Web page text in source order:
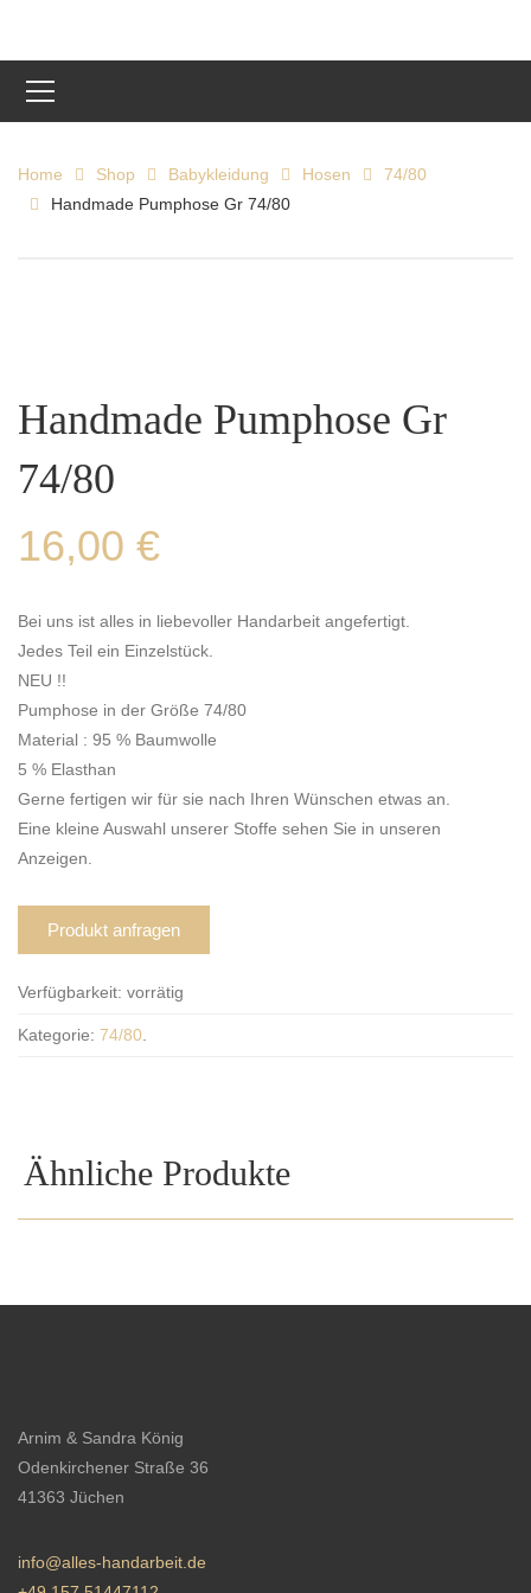
Home Shop Babykleidung Hosen
74/80
Handmade Pumphose Gr 74/80
Handmade Pumphose Gr
74/80
16,00 €
Bei uns ist alles in liebevoller Handarbeit angefertigt.
Jedes Teil ein Einzelstück.
NEU !!
Pumphose in der Größe 74/80
Material : 95 % Baumwolle
5 % Elasthan
Gerne fertigen wir für sie nach Ihren Wünschen etwas an.
Eine kleine Auswahl unserer Stoffe sehen Sie in unseren
Anzeigen.
Produkt anfragen
Verfügbarkeit: vorrätig
Kategorie: 74/80
Ähnliche Produkte
Arnim & Sandra König
Odenkirchener Straße 36
41363 Jüchen
info@alles-handarbeit.de